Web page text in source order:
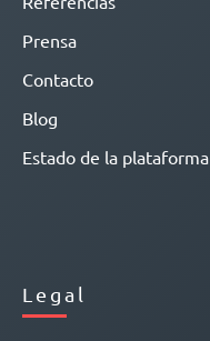
Prensa
Contacto
Blog
Estado de la plataforma
Legal